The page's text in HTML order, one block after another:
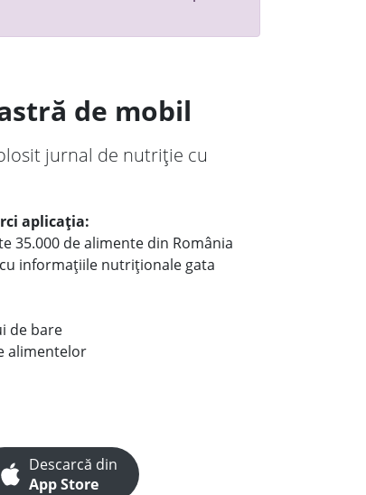
de mobil
jurnal de nutriție cu
aplicația:
35.000 de alimente din România
informațiile nutriționale gata
de bare
alimentelor
Descarcă din
App Store